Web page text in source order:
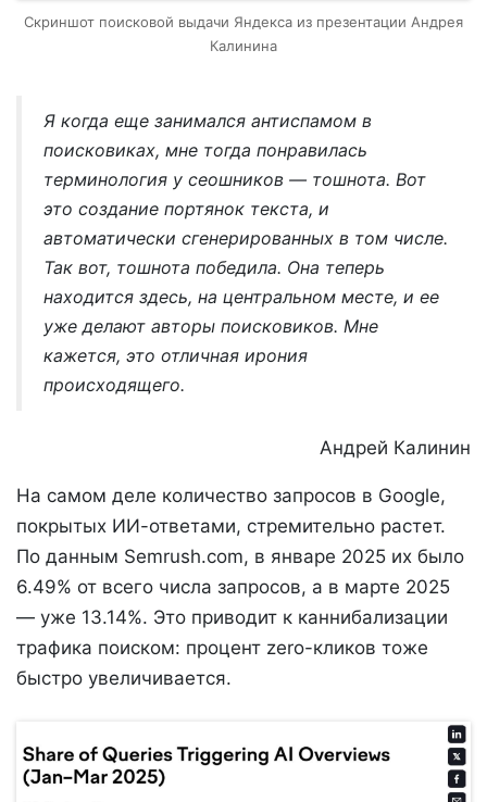
Скриншот поисковой выдачи Яндекса из презентации Андрея
Калинина
Я когда еще занимался антиспамом в
поисковиках, мне тогда понравилась
терминология у сеошников — тошнота. Вот
это создание портянок текста, и
автоматически сгенерированных в том числе.
Так вот, тошнота победила. Она теперь
находится здесь, на центральном месте, и ее
уже делают авторы поисковиков. Мне
кажется, это отличная ирония
происходящего.
Андрей Калинин
На самом деле количество запросов в Google,
покрытых ИИ-ответами, стремительно растет.
По данным Semrush.com, в январе 2025 их было
6.49% от всего числа запросов, а в марте 2025
— уже 13.14%. Это приводит к каннибализации
трафика поиском: процент zero-кликов тоже
быстро увеличивается.